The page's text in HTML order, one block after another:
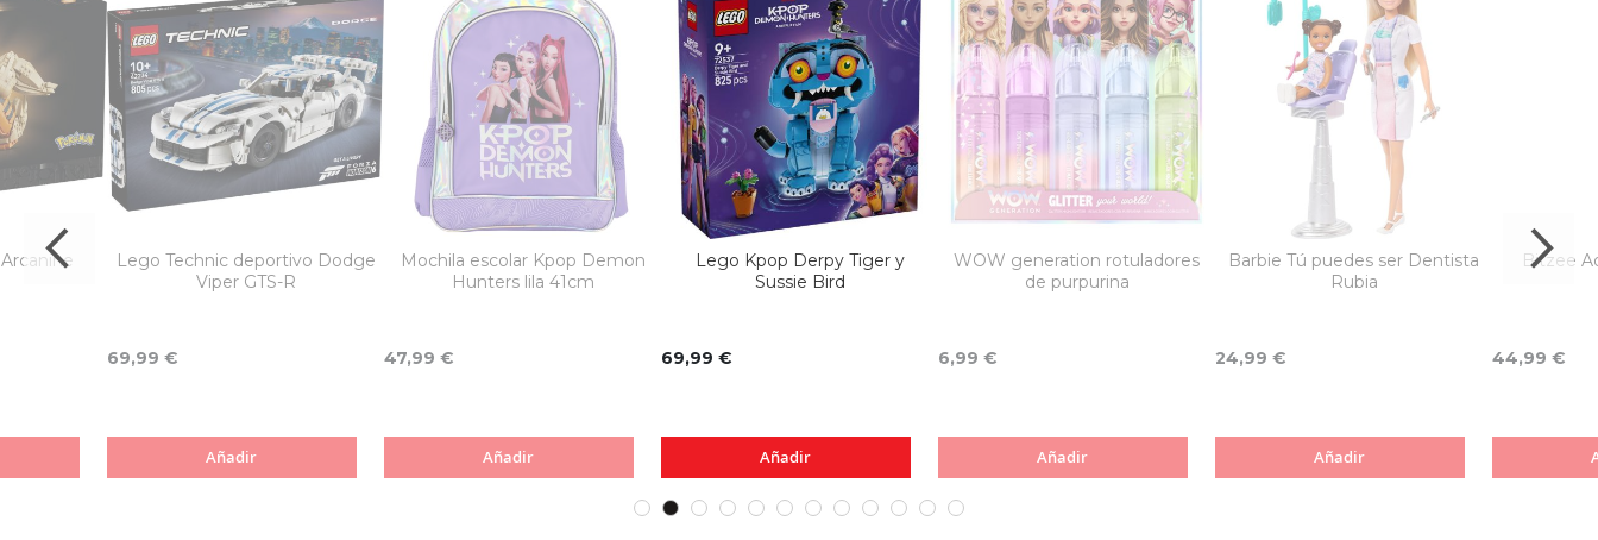
Lego Technic deportivo Dodge
Viper GTS-R
69,99 €
Añadir
Mochila escolar Kpop Demon
Hunters lila 41cm
47,99 €
Añadir
Lego Kpop Derpy Tiger y
Sussie Bird
69,99 €
Añadir
WOW generation rotuladores
de purpurina
6,99 €
Añadir
Barbie Tú puedes ser Dentista
Rubia
24,99 €
Añadir
Bitzee
44,99 €